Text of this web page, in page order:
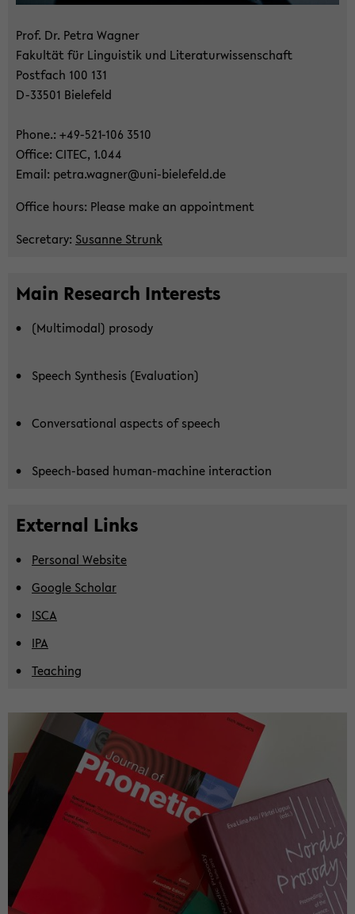
Prof. Dr. Petra Wag­ner
Fa­kul­tät für Lin­gu­is­tik und Li­te­ra­tur­wis­sen­schaft
Post­fach 100 131
D-​33501 Bie­le­feld
Phone.: +49-​521-106 3510
Of­fice: CITEC, 1.044
Email: petra.wag­ner@uni-​bielefeld.de
Of­fice hours: Plea­se make an ap­point­ment
Se­creta­ry: Su­san­ne Strunk
Main Re­se­arch In­te­rests
(Mul­ti­modal) pro­so­dy
Speech Syn­the­sis (Eva­lua­ti­on)
Con­ver­sa­tio­nal aspects of speech
Speech-​based human-​machine in­ter­ac­tion
Ex­ter­nal Links
Per­so­nal Web­site
Goog­le Scholar
ISCA
IPA
Tea­ching